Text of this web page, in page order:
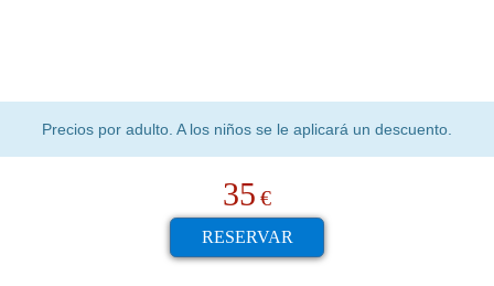
Precios por adulto. A los niños se le aplicará un descuento.
35 €
RESERVAR